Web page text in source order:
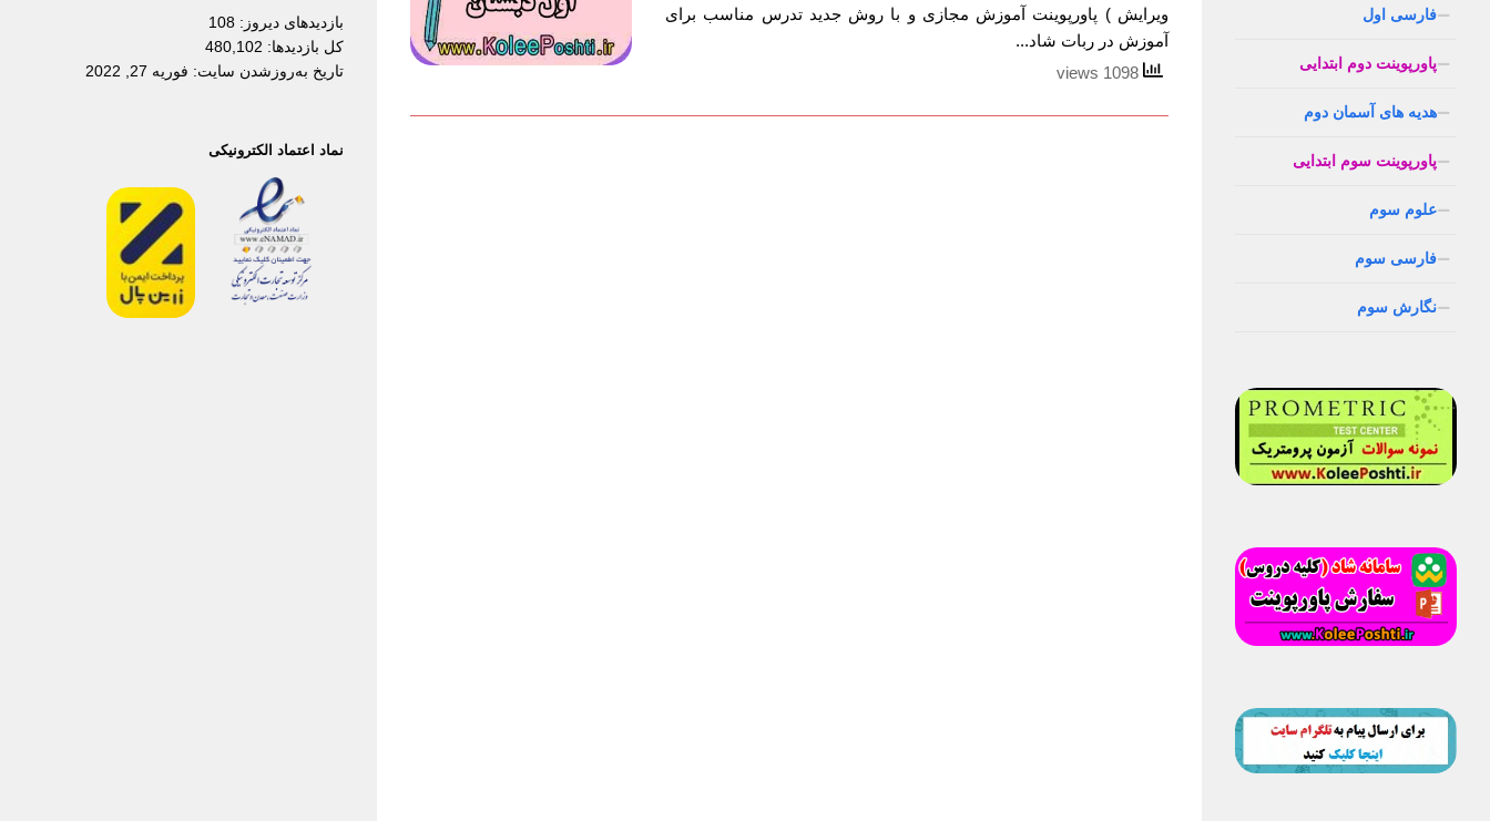
ویرایش ) پاورپوینت آموزش مجازی و با روش جدید تدرس مناسب برای
آموزش در ربات شاد...
بازدیدهای دیروز: 108
کل بازدیدها: 480,102
تاریخ به‌روزشدن سایت: فوریه 27, 2022
نماد اعتماد الکترونیکی
فارسی اول
پاورپوینت دوم ابتدایی
هدیه های آسمان دوم
پاورپوینت سوم ابتدایی
علوم سوم
فارسی سوم
نگارش سوم